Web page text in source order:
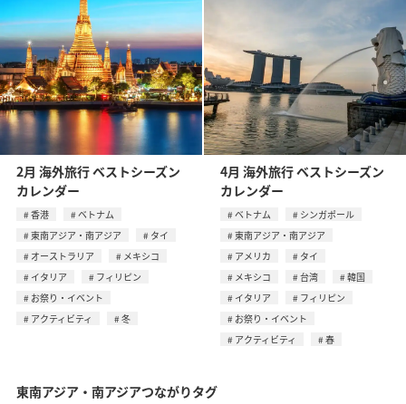
2月 海外旅行 ベストシーズン
カレンダー
香港
ベトナム
東南アジア・南アジア
タイ
オーストラリア
メキシコ
イタリア
フィリピン
お祭り・イベント
アクティビティ
冬
4月 海外旅行 ベストシーズン
カレンダー
ベトナム
シンガポール
東南アジア・南アジア
アメリカ
タイ
メキシコ
台湾
韓国
イタリア
フィリピン
お祭り・イベント
アクティビティ
春
東南アジア・南アジアつながりタグ